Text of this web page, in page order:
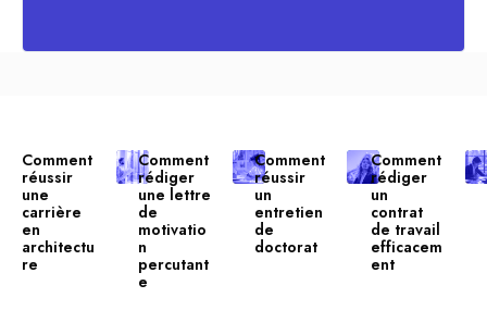
Comment
réussir
une
carrière
en
architectu
re
Comment
rédiger
une lettre
de
motivatio
n
percutant
e
Comment
réussir
un
entretien
de
doctorat
Comment
rédiger
un
contrat
de travail
efficacem
ent